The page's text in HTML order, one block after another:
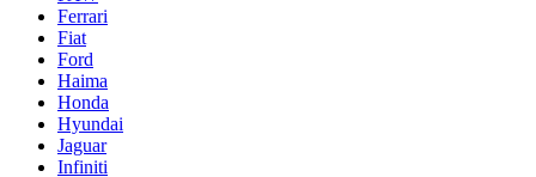
Ferrari
Fiat
Ford
Haima
Honda
Hyundai
Jaguar
Infiniti